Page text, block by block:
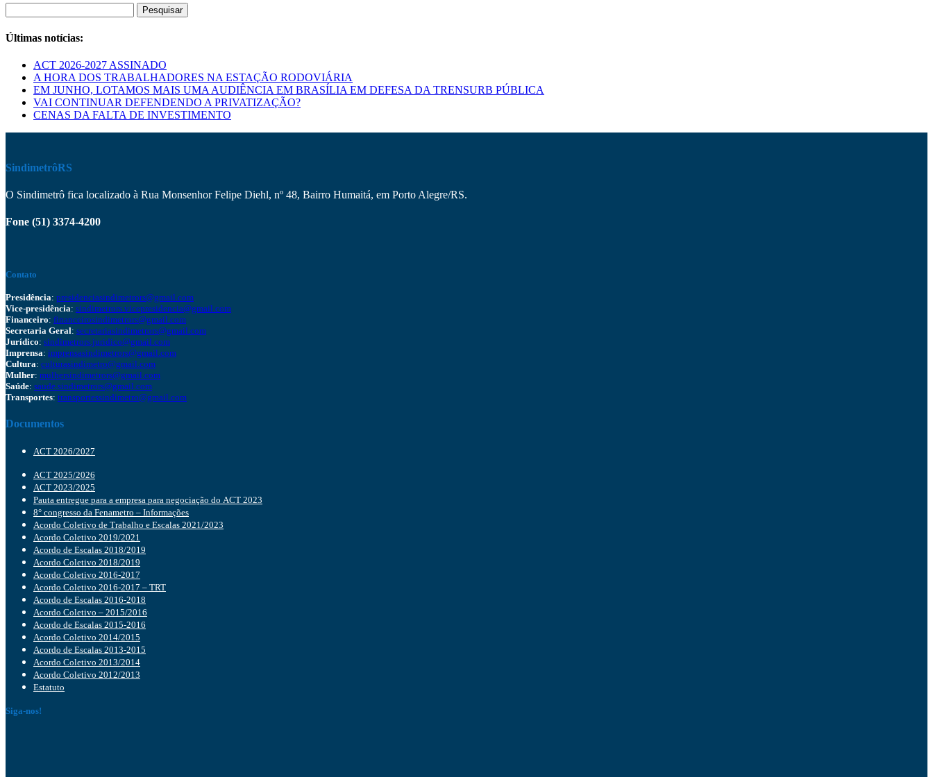
por:
Últimas notícias:
ACT 2026-2027 ASSINADO
A HORA DOS TRABALHADORES NA ESTAÇÃO RODOVIÁRIA
EM JUNHO, LOTAMOS MAIS UMA AUDIÊNCIA EM BRASÍLIA EM DEFESA DA TRENSURB PÚBLICA
VAI CONTINUAR DEFENDENDO A PRIVATIZAÇÃO?
CENAS DA FALTA DE INVESTIMENTO
SindimetrôRS
O Sindimetrô fica localizado à Rua Monsenhor Felipe Diehl, nº 48, Bairro Humaitá, em Porto Alegre/RS.
Fone (51) 3374-4200
Contato
Presidência: presidenciasindimetrors@gmail.com
Vice-presidência: sindimetrors.vicepresidencia@gmail.com
Financeiro: financeirosindimetrors@gmail.com
Secretaria Geral: secretariasindimetrors@gmail.com
Jurídico: sindimetrors.juridico@gmail.com
Imprensa: imprensasindimetrors@gmail.com
Cultura: culturasindimetro@gmail.com
Mulher: mulhersindimetrors@gmail.com
Saúde: saude.sindimetrors@gmail.com
Transportes: transportessindimetro@gmail.com
Documentos
ACT 2026/2027
ACT 2025/2026
ACT 2023/2025
Pauta entregue para a empresa para negociação do ACT 2023
8° congresso da Fenametro – Informações
Acordo Coletivo de Trabalho e Escalas 2021/2023
Acordo Coletivo 2019/2021
Acordo de Escalas 2018/2019
Acordo Coletivo 2018/2019
Acordo Coletivo 2016-2017
Acordo Coletivo 2016-2017 – TRT
Acordo de Escalas 2016-2018
Acordo Coletivo – 2015/2016
Acordo de Escalas 2015-2016
Acordo Coletivo 2014/2015
Acordo de Escalas 2013-2015
Acordo Coletivo 2013/2014
Acordo Coletivo 2012/2013
Estatuto
Siga-nos!